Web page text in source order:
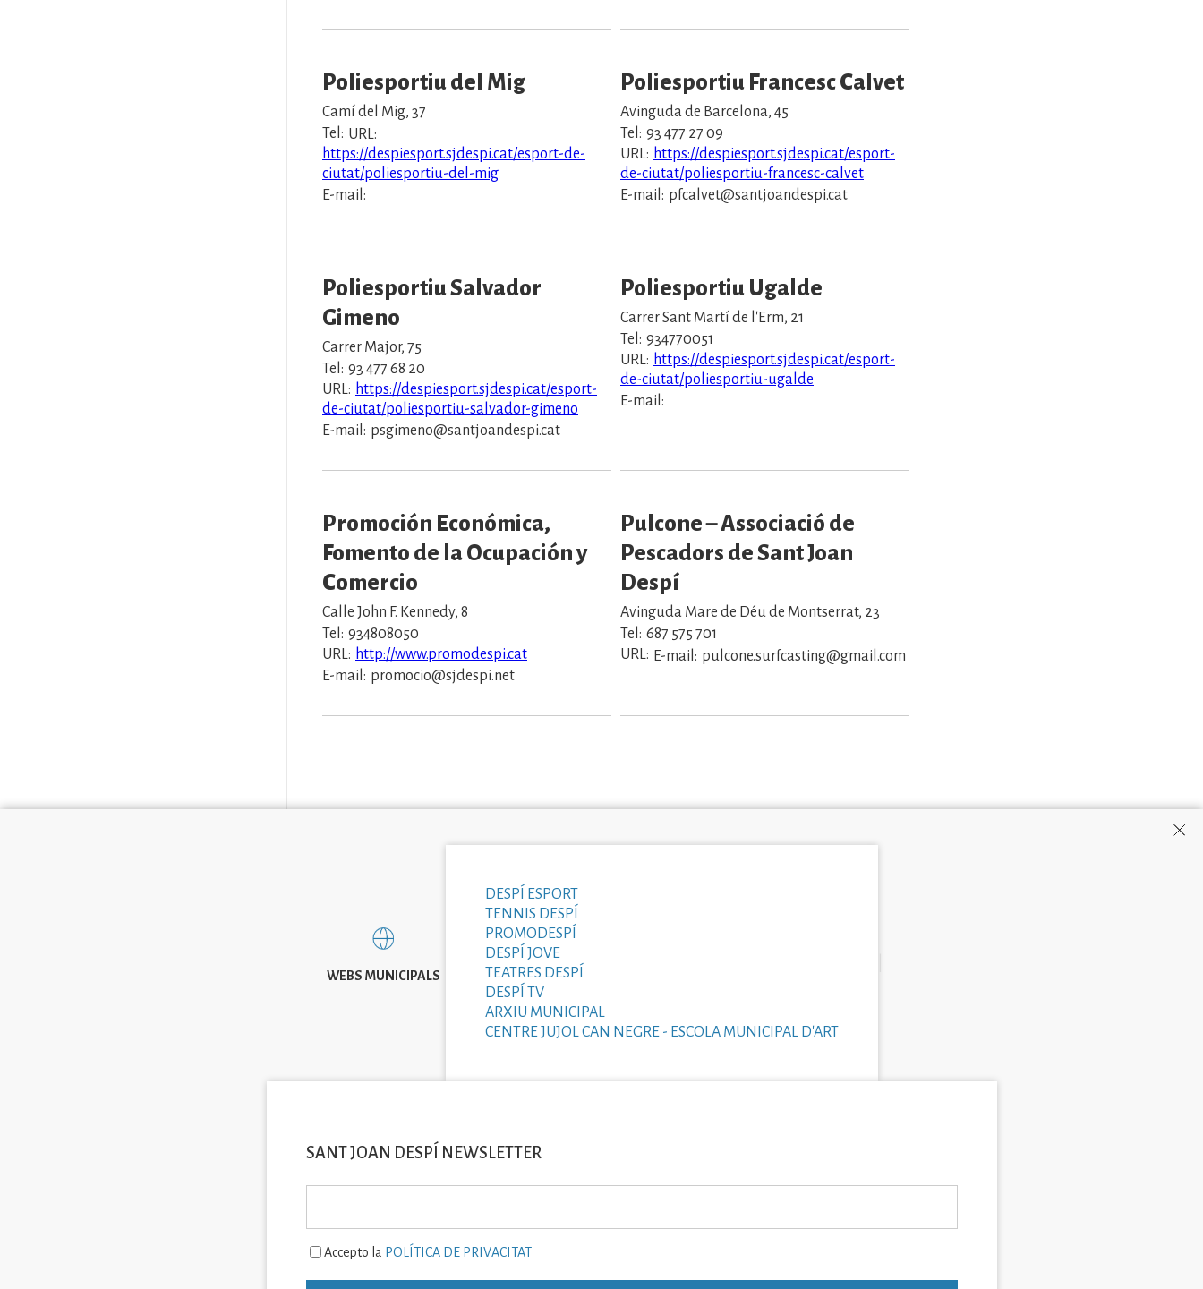
Poliesportiu del Mig
Camí del Mig, 37
Tel: URL:
https://despiesport.sjdespi.cat/esport-de-
ciutat/poliesportiu-del-mig
E-mail:
Poliesportiu Francesc Calvet
Avinguda de Barcelona, 45
Tel: 93 477 27 09
URL: https://despiesport.sjdespi.cat/esport-
de-ciutat/poliesportiu-francesc-calvet
E-mail: pfcalvet@santjoandespi.cat
Poliesportiu Salvador
Gimeno
Carrer Major, 75
Tel: 93 477 68 20
URL: https://despiesport.sjdespi.cat/esport-
de-ciutat/poliesportiu-salvador-gimeno
E-mail: psgimeno@santjoandespi.cat
Poliesportiu Ugalde
Carrer Sant Martí de l'Erm, 21
Tel: 934770051
URL: https://despiesport.sjdespi.cat/esport-
de-ciutat/poliesportiu-ugalde
E-mail:
Promoción Económica,
Fomento de la Ocupación y
Comercio
Calle John F. Kennedy, 8
Tel: 934808050
URL: http://www.promodespi.cat
E-mail: promocio@sjdespi.net
Pulcone – Associació de
Pescadors de Sant Joan
Despí
Avinguda Mare de Déu de Montserrat, 23
Tel: 687 575 701
URL: E-mail: pulcone.surfcasting@gmail.com
WEBS MUNICIPALS
DESPÍ ESPORT
TENNIS DESPÍ
PROMODESPÍ
DESPÍ JOVE
TEATRES DESPÍ
DESPÍ TV
ARXIU MUNICIPAL
CENTRE JUJOL CAN NEGRE - ESCOLA MUNICIPAL D'ART
SANT JOAN DESPÍ NEWSLETTER
Accepto la POLÍTICA DE PRIVACITAT